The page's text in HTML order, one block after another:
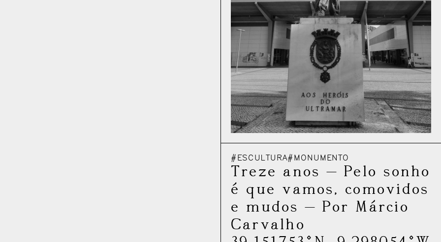
#ESCULTURA#MONUMENTO
Treze anos —Pelo sonho
é que vamos, comovidos
e mudos —Por Márcio
Carvalho